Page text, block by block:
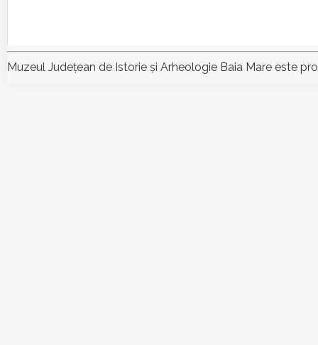
Muzeul Judeţean de Istorie şi Arheologie Baia Mare este